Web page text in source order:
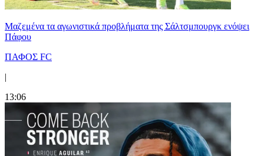
Μαζεμένα τα αγωνιστικά προβλήματα της Σάλτσμπουργκ ενόψει
Πάφου
ΠΑΦΟΣ FC
|
13:06